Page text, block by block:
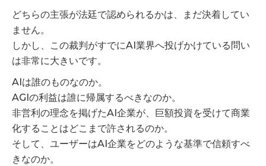
どちらの主張が法廷で認められるかは、まだ決着してい
ません。
しかし、この裁判がすでにAI業界へ投げかけている問い
は非常に大きいです。
AIは誰のものなのか。
AGIの利益は誰に帰属するべきなのか。
非営利の理念を掲げたAI企業が、巨額投資を受けて商業
化することはどこまで許されるのか。
そして、ユーザーはAI企業をどのような基準で信頼すべ
きなのか。